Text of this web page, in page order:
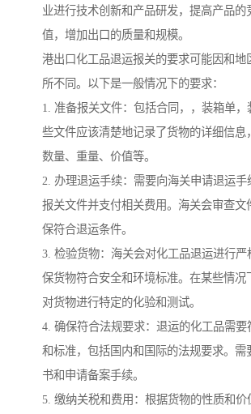
业进行技术创新和产品研发，提高产品的
值，增加出口的质量和规模。
港出口化工品退运报关的要求可能因和地
所不同。以下是一般情况下的要求：
1. 准备报关文件：包括合同，，装箱单，
些文件应该清楚地记录了货物的详细信息
数量、重量、价值等。
2. 办理退运手续：需要向海关申请退运手
报关文件并支付相关费用。海关会审查文
保符合退运条件。
3. 检验货物：海关会对化工品退运进行严
保货物符合安全和环境标准。在某些情况
对货物进行特定的化验和测试。
4. 确保符合法规要求：退运的化工品需要
和标准，包括国内和国际的法规要求。需
书和申请备案手续。
5. 缴纳关税和费用：根据货物的性质和价